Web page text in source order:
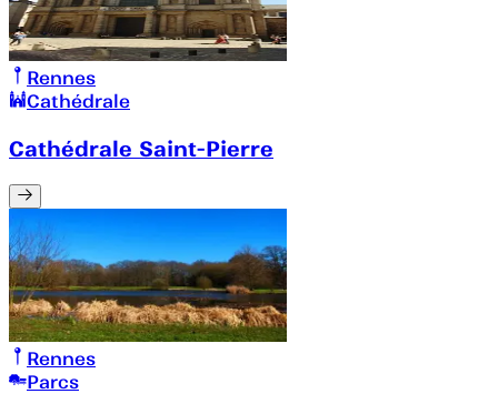
Rennes
Cathédrale
Cathédrale Saint-Pierre
Rennes
Parcs